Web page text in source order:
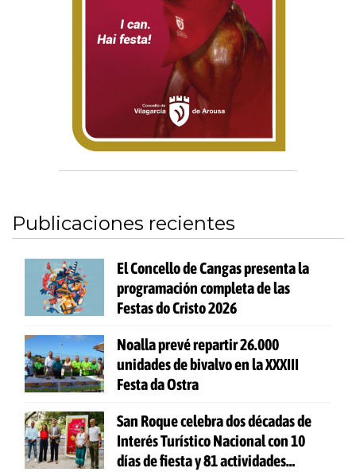
Publicaciones recientes
El Concello de Cangas presenta la
programación completa de las
Festas do Cristo 2026
Noalla prevé repartir 26.000
unidades de bivalvo en la XXXIII
Festa da Ostra
San Roque celebra dos décadas de
Interés Turístico Nacional con 10
días de fiesta y 81 actividades